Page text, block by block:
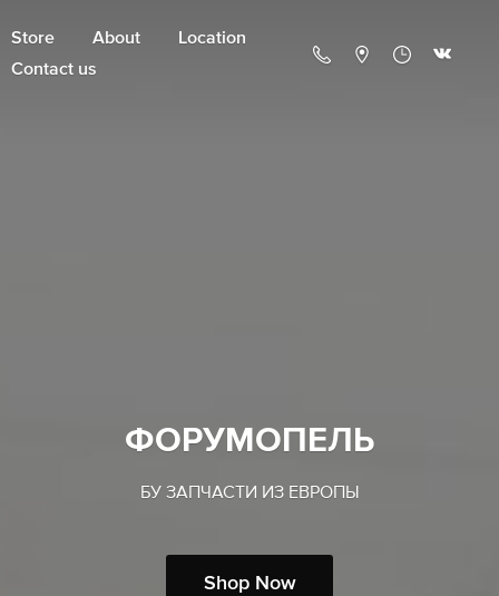
Store About
Location
Contact us
ФОРУМОПЕЛЬ
БУ ЗАПЧАСТИ ИЗ ЕВРОПЫ
Shop Now